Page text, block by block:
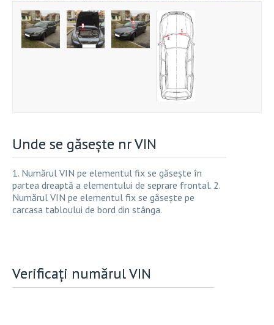
Unde se găsește nr VIN
1. Numărul VIN pe elementul fix se găsește în
partea dreaptă a elementului de seprare frontal. 2.
Numărul VIN pe elementul fix se găsește pe
carcasa tabloului de bord din stânga.
Verificați numărul VIN